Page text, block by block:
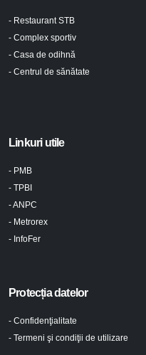
- Restaurant STB
- Complex sportiv
- Casa de odihnă
- Centrul de sănătate
Linkuri utile
- PMB
- TPBI
- ANPC
- Metrorex
- InfoFer
Protecția datelor
- Confidenţialitate
- Termeni şi condiţii de utilizare